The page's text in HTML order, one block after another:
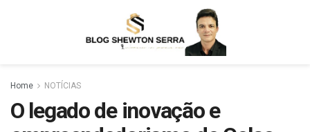
Home NOTÍCIAS
O legado de inovação e